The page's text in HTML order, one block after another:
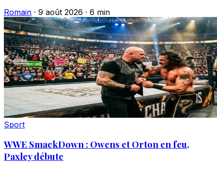
Romain · 9 août 2026 · 6 min
Sport
WWE SmackDown : Owens et Orton en feu,
Paxley débute